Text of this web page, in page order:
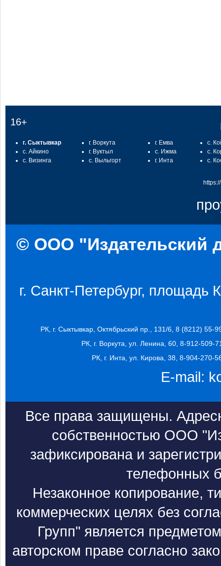
16+
г. Сыктывкар
с. Айкино
с. Визинга
г. Воркута
г. Вуктыл
с. Выльгорт
г. Емва
с. Ижма
г. Инта
с.
с.
с.
© ООО "Издательский
г. Санкт-Петербург, площадь
РК, г. Сыктывкар, Октябрьский пр., 131/6, 8 (8212) 55-
РК, г. Воркута, ул. Ленина, 60, 8-912-509-
РК, г. Инта, ул. Кирова, 38, 8-904-270-
E-mail:
Все права защищены.
собственностью ООО
зафиксирована и
телефонных
Незаконное копирование,
коммерческих целях без
Групп" является
авторском праве согласно